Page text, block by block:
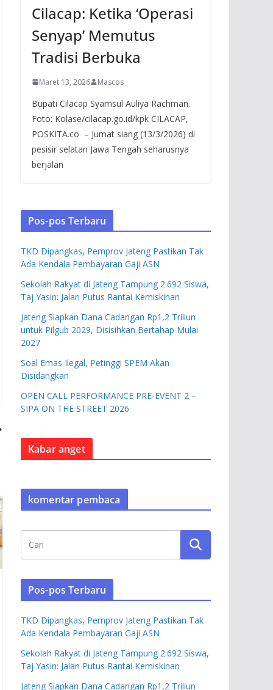
Cilacap: Ketika ‘Operasi
Senyap’ Memutus
Tradisi Berbuka
Maret 13, 2026 Mascos
Bupati Cilacap Syamsul Auliya Rachman.
Foto: Kolase/cilacap.go.id/kpk CILACAP,
POSKITA.co – Jumat siang (13/3/2026) di
pesisir selatan Jawa Tengah seharusnya
berjalan
Pos-pos Terbaru
TKD Dipangkas, Pemprov Jateng Pastikan Tak
Ada Kendala Pembayaran Gaji ASN
Sekolah Rakyat di Jateng Tampung 2.692 Siswa,
Taj Yasin: Jalan Putus Rantai Kemiskinan
Jateng Siapkan Dana Cadangan Rp1,2 Triliun
untuk Pilgub 2029, Disisihkan Bertahap Mulai
2027
Soal Emas Ilegal, Petinggi SPEM Akan
Disidangkan
OPEN CALL PERFORMANCE PRE-EVENT 2 –
SIPA ON THE STREET 2026
Kabar anget
komentar pembaca
Pos-pos Terbaru
TKD Dipangkas, Pemprov Jateng Pastikan Tak
Ada Kendala Pembayaran Gaji ASN
Sekolah Rakyat di Jateng Tampung 2.692 Siswa,
Taj Yasin: Jalan Putus Rantai Kemiskinan
Jateng Siapkan Dana Cadangan Rp1,2 Triliun